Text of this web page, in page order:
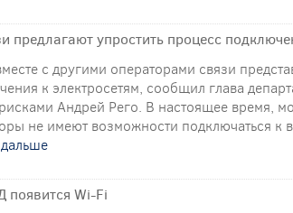
предлагают упростить процесс
с другими операторами связи
к электросетям, сообщил глава
Андрей Рего. В настоящее время,
не имеют возможности подключаться к
дальше
Wi-Fi